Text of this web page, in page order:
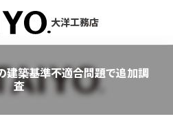
大洋工務店
建築基準不適合問題で追加調
査